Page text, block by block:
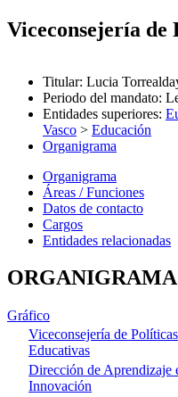
Viceconsejería de
Titular: Lucia
Periodo del mandato:
Entidades superiores:
Vasco > Educación
Organigrama
Organigrama
Áreas / Funciones
Datos de contacto
Cargos
Entidades relacionadas
ORGANIGRAMA
Gráfico
Viceconsejería de Políticas
Educativas
Dirección de Aprendizaje
Innovación